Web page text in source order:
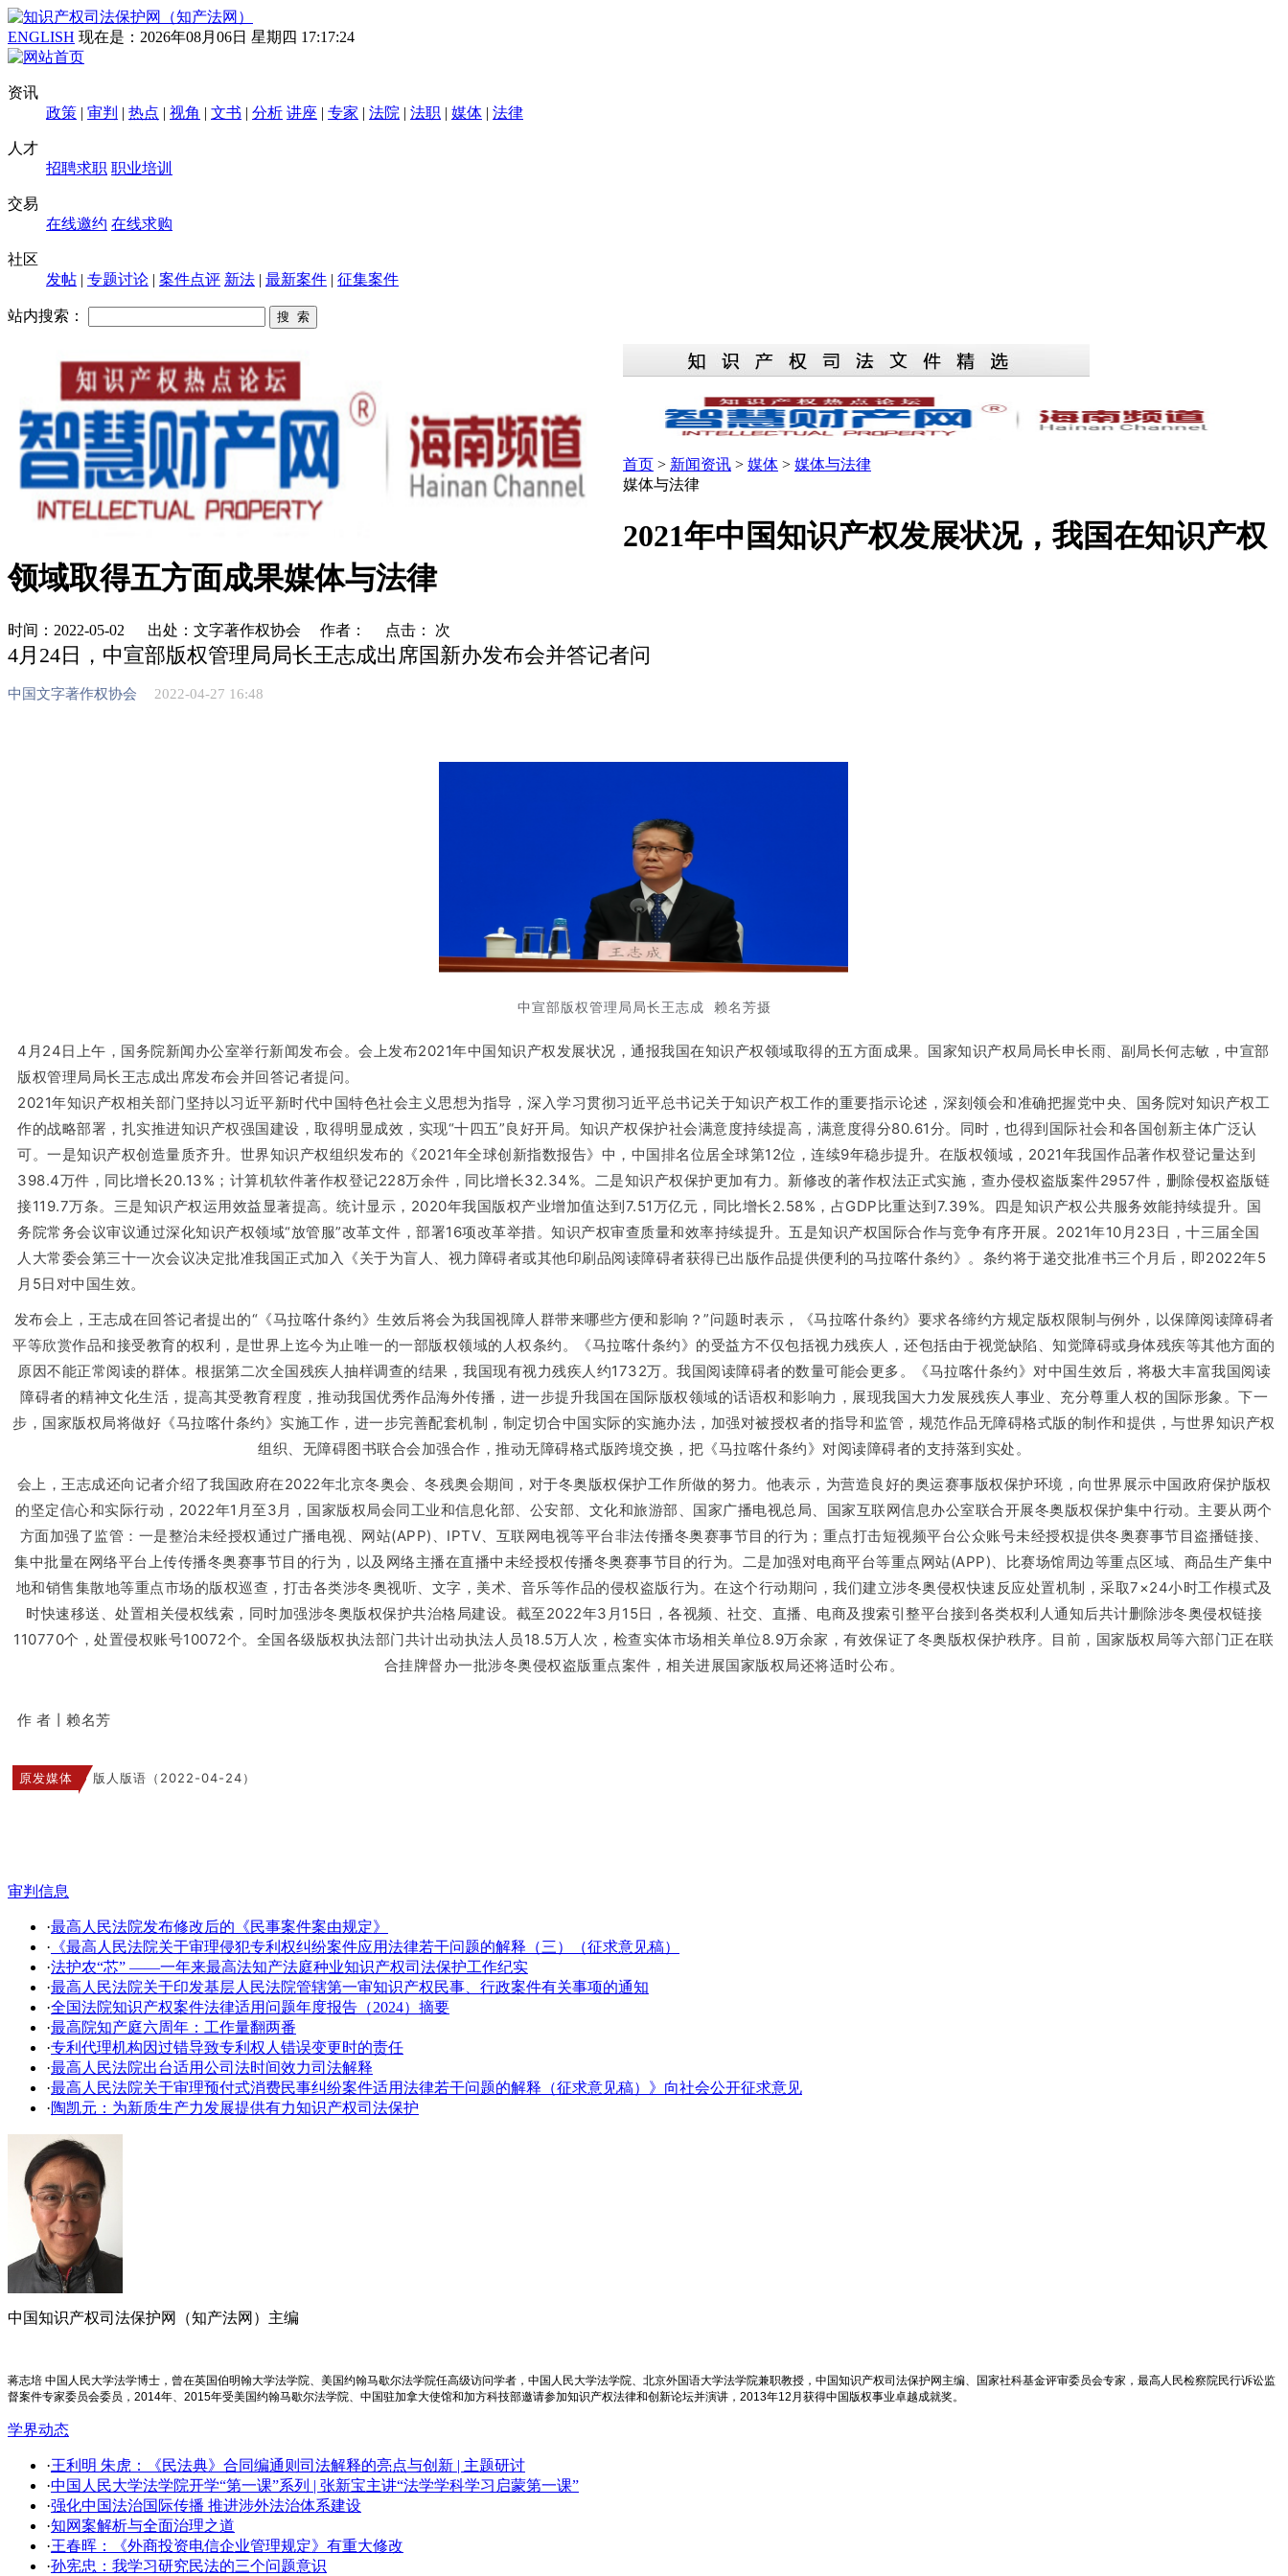
ENGLISH 现在是： 2026年08月06日 星期四 17:17:24
资讯
政策 | 审判 | 热点 | 视角 | 文书 | 分析 讲座 | 专家 | 法院 | 法职 | 媒体 | 法律
人才
招聘求职 职业培训
交易
在线邀约 在线求购
社区
发帖 | 专题讨论 | 案件点评 新法 | 最新案件 | 征集案件
站内搜索：
首页 > 新闻资讯 > 媒体 > 媒体与法律
媒体与法律
2021年中国知识产权发展状况，我国在知识产权
领域取得五方面成果媒体与法律
时间：2022-05-02 出处：文字著作权协会 作者： 点击： 次
4月24日，中宣部版权管理局局长王志成出席国新办发布会并答记者问
中国文字著作权协会 2022-04-27 16:48
中宣部版权管理局局长王志成 赖名芳摄
4月24日上午，国务院新闻办公室举行新闻发布会。会上发布2021年中国知识产权发展状况，通报我国在知识产权领域取得的五方面成果。国家知识产权局局长申长雨、副局长何志敏，中宣部
版权管理局局长王志成出席发布会并回答记者提问。
2021年知识产权相关部门坚持以习近平新时代中国特色社会主义思想为指导，深入学习贯彻习近平总书记关于知识产权工作的重要指示论述，深刻领会和准确把握党中央、国务院对知识产权工
作的战略部署，扎实推进知识产权强国建设，取得明显成效，实现“十四五”良好开局。知识产权保护社会满意度持续提高，满意度得分80.61分。同时，也得到国际社会和各国创新主体广泛认
可。一是知识产权创造量质齐升。世界知识产权组织发布的《2021年全球创新指数报告》中，中国排名位居全球第12位，连续9年稳步提升。在版权领域，2021年我国作品著作权登记量达到
398.4万件，同比增长20.13%；计算机软件著作权登记228万余件，同比增长32.34%。二是知识产权保护更加有力。新修改的著作权法正式实施，查办侵权盗版案件2957件，删除侵权盗版链
接119.7万条。三是知识产权运用效益显著提高。统计显示，2020年我国版权产业增加值达到7.51万亿元，同比增长2.58%，占GDP比重达到7.39%。四是知识产权公共服务效能持续提升。国
务院常务会议审议通过深化知识产权领域“放管服”改革文件，部署16项改革举措。知识产权审查质量和效率持续提升。五是知识产权国际合作与竞争有序开展。2021年10月23日，十三届全国
人大常委会第三十一次会议决定批准我国正式加入《关于为盲人、视力障碍者或其他印刷品阅读障碍者获得已出版作品提供便利的马拉喀什条约》。条约将于递交批准书三个月后，即2022年5
月5日对中国生效。
发布会上，王志成在回答记者提出的“《马拉喀什条约》生效后将会为我国视障人群带来哪些方便和影响？”问题时表示，《马拉喀什条约》要求各缔约方规定版权限制与例外，以保障阅读障碍者
平等欣赏作品和接受教育的权利，是世界上迄今为止唯一的一部版权领域的人权条约。《马拉喀什条约》的受益方不仅包括视力残疾人，还包括由于视觉缺陷、知觉障碍或身体残疾等其他方面的
原因不能正常阅读的群体。根据第二次全国残疾人抽样调查的结果，我国现有视力残疾人约1732万。我国阅读障碍者的数量可能会更多。《马拉喀什条约》对中国生效后，将极大丰富我国阅读
障碍者的精神文化生活，提高其受教育程度，推动我国优秀作品海外传播，进一步提升我国在国际版权领域的话语权和影响力，展现我国大力发展残疾人事业、充分尊重人权的国际形象。下一
步，国家版权局将做好《马拉喀什条约》实施工作，进一步完善配套机制，制定切合中国实际的实施办法，加强对被授权者的指导和监管，规范作品无障碍格式版的制作和提供，与世界知识产权
组织、无障碍图书联合会加强合作，推动无障碍格式版跨境交换，把《马拉喀什条约》对阅读障碍者的支持落到实处。
会上，王志成还向记者介绍了我国政府在2022年北京冬奥会、冬残奥会期间，对于冬奥版权保护工作所做的努力。他表示，为营造良好的奥运赛事版权保护环境，向世界展示中国政府保护版权
的坚定信心和实际行动，2022年1月至3月，国家版权局会同工业和信息化部、公安部、文化和旅游部、国家广播电视总局、国家互联网信息办公室联合开展冬奥版权保护集中行动。主要从两个
方面加强了监管：一是整治未经授权通过广播电视、网站(APP)、IPTV、互联网电视等平台非法传播冬奥赛事节目的行为；重点打击短视频平台公众账号未经授权提供冬奥赛事节目盗播链接、
集中批量在网络平台上传传播冬奥赛事节目的行为，以及网络主播在直播中未经授权传播冬奥赛事节目的行为。二是加强对电商平台等重点网站(APP)、比赛场馆周边等重点区域、商品生产集中
地和销售集散地等重点市场的版权巡查，打击各类涉冬奥视听、文字，美术、音乐等作品的侵权盗版行为。在这个行动期问，我们建立涉冬奥侵权快速反应处置机制，采取7×24小时工作模式及
时快速移送、处置相关侵权线索，同时加强涉冬奥版权保护共治格局建设。截至2022年3月15日，各视频、社交、直播、电商及搜索引整平台接到各类权利人通知后共计删除涉冬奥侵权链接
110770个，处置侵权账号10072个。全国各级版权执法部门共计出动执法人员18.5万人次，检查实体市场相关单位8.9万余家，有效保证了冬奥版权保护秩序。目前，国家版权局等六部门正在联
合挂牌督办一批涉冬奥侵权盗版重点案件，相关进展国家版权局还将适时公布。
作 者丨赖名芳
原发媒体 版人版语（2022-04-24）
审判信息
·最高人民法院发布修改后的《民事案件案由规定》
· 《最高人民法院关于审理侵犯专利权纠纷案件应用法律若干问题的解释（三）（征求意见稿）
·法护农“芯” ——一年来最高法知产法庭种业知识产权司法保护工作纪实
·​最高人民法院关于印发基层人民法院管辖第一审知识产权民事、行政案件有关事项的通知
·全国法院知识产权案件法律适用问题年度报告（2024）摘要
·最高院知产庭六周年：工作量翻两番
·专利代理机构因过错导致专利权人错误变更时的责任
·最高人民法院出台适用公司法时间效力司法解释
·最高人民法院关于审理预付式消费民事纠纷案件适用法律若干问题的解释（征求意见稿）》向社会公开征求意见
·陶凯元：为新质生产力发展提供有力知识产权司法保护
中国知识产权司法保护网（知产法网）主编
蒋志培 中国人民大学法学博士，曾在英国伯明翰大学法学院、美国约翰马歇尔法学院任高级访问学者，中国人民大学法学院、北京外国语大学法学院兼职教授，中国知识产权司法保护网主编、国家社科基金评审委员会专家，最高人民检察院民行诉讼监
督案件专家委员会委员，2014年、2015年受美国约翰马歇尔法学院、中国驻加拿大使馆和加方科技部邀请参加知识产权法律和创新论坛并演讲，2013年12月获得中国版权事业卓越成就奖。
学界动态
·王利明 朱虎：《民法典》合同编通则司法解释的亮点与创新 | 主题研讨
·中国人民大学法学院开学​“第一课”系列 | 张新宝主讲“法学学科学习启蒙第一课”
·强化中国法治国际传播 推进涉外法治体系建设
·知网案解析与全面治理之道
·王春晖：《外商投资电信企业管理规定》有重大修改
·孙宪忠：我学习研究民法的三个问题意识